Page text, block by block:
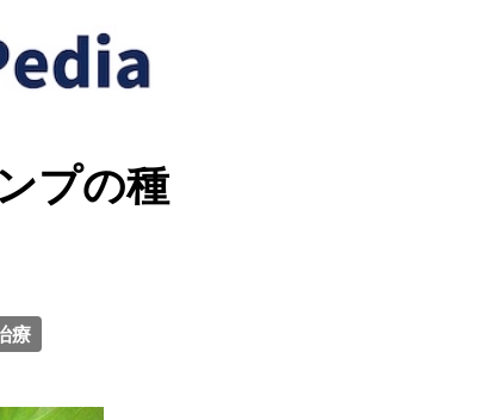
プの種
療